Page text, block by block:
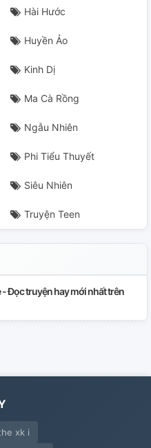
Hài Hước
Huyền Ảo
Kinh Dị
Ma Cà Rồng
Ngẫu Nhiên
Phi Tiểu Thuyết
Siêu Nhiên
Truyện Teen
Đọc truyện hay mới nhất trên
xk i